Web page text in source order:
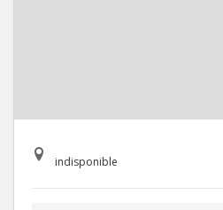
indisponible